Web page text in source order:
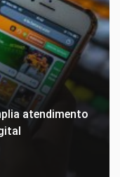
atendimento